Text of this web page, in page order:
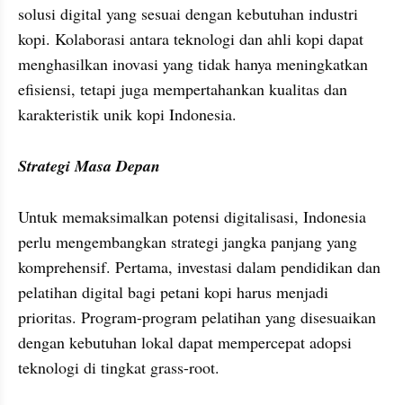
solusi digital yang sesuai dengan kebutuhan industri
kopi. Kolaborasi antara teknologi dan ahli kopi dapat
menghasilkan inovasi yang tidak hanya meningkatkan
efisiensi, tetapi juga mempertahankan kualitas dan
Strategi Masa Depan
Untuk memaksimalkan potensi digitalisasi, Indonesia
perlu mengembangkan strategi jangka panjang yang
komprehensif. Pertama, investasi dalam pendidikan dan
pelatihan digital bagi petani kopi harus menjadi
prioritas. Program-program pelatihan yang disesuaikan
dengan kebutuhan lokal dapat mempercepat adopsi
teknologi di tingkat grass-root.